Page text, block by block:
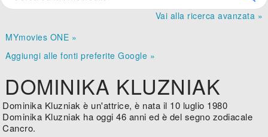
Vai alla ricerca avanzata »
MYmovies ONE »
Aggiungi alle fonti preferite Google »
DOMINIKA KLUZNIAK
Dominika Kluzniak è un'attrice, è nata il 10 luglio 1980
Dominika Kluzniak ha oggi 46 anni ed è del segno zodiacale
Cancro.